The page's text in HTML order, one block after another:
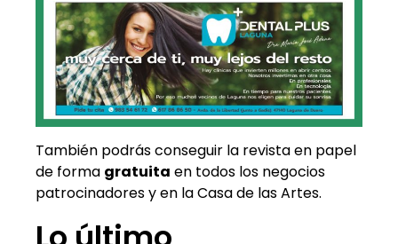
También podrás conseguir la revista en papel
de forma gratuita en todos los negocios
patrocinadores y en la Casa de las Artes.